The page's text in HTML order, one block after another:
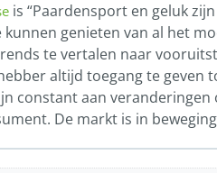
is “Paardensport en geluk
genieten van al het
te vertalen naar
altijd toegang te geven
constant aan
De markt is in